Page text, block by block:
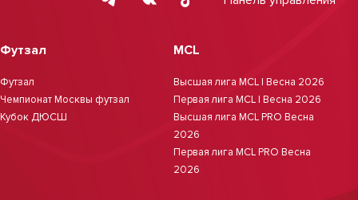
Футзал
Футзал
Чемпионат Москвы футзал
Кубок ДЮСШ
MCL
Высшая лига MCL | Весна 2026
Первая лига MCL | Весна 2026
Высшая лига MCL PRO Весна
2026
Первая лига MCL PRO Весна
2026